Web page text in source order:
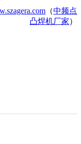
（中频点
凸焊机厂家）